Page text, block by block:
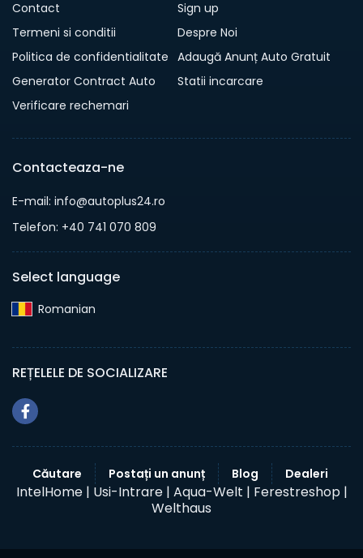
Contact
Sign up
Termeni si conditii
Despre Noi
Politica de confidentialitate Adaugă Anunț Auto Gratuit
Generator Contract Auto
Statii incarcare
Verificare rechemari
Contacteaza-ne
E-mail: info@autoplus24.ro
Telefon: +40 741 070 809
Select language
Romanian‎
REȚELELE DE SOCIALIZARE
Căutare Postați un anunț Blog Dealeri
IntelHome | Usi-Intrare | Aqua-Welt | Ferestreshop |
Welthaus